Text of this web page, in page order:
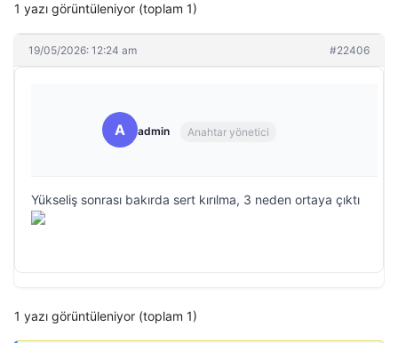
1 yazı görüntüleniyor (toplam 1)
19/05/2026: 12:24 am #22406
A admin Anahtar yönetici
Yükseliş sonrası bakırda sert kırılma, 3 neden ortaya çıktı
1 yazı görüntüleniyor (toplam 1)